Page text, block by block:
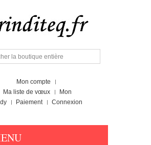
Mon compte
Ma liste de vœux
Mon
Paiement Connexion